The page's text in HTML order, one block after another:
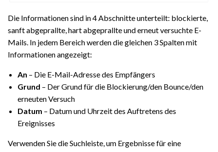
Die Informationen sind in 4 Abschnitte unterteilt: blockierte,
sanft abgeprallte, hart abgeprallte und erneut versuchte E-
Mails. In jedem Bereich werden die gleichen 3 Spalten mit
Informationen angezeigt:
An – Die E-Mail-Adresse des Empfängers
Grund – Der Grund für die Blockierung/den Bounce/den
erneuten Versuch
Datum – Datum und Uhrzeit des Auftretens des
Ereignisses
Verwenden Sie die Suchleiste, um Ergebnisse für eine